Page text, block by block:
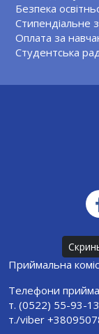
Безпека
Стипендіальне
Оплата за
Студентська
Приймальна
Телефони
т. (0522) 55-93-13
т./viber